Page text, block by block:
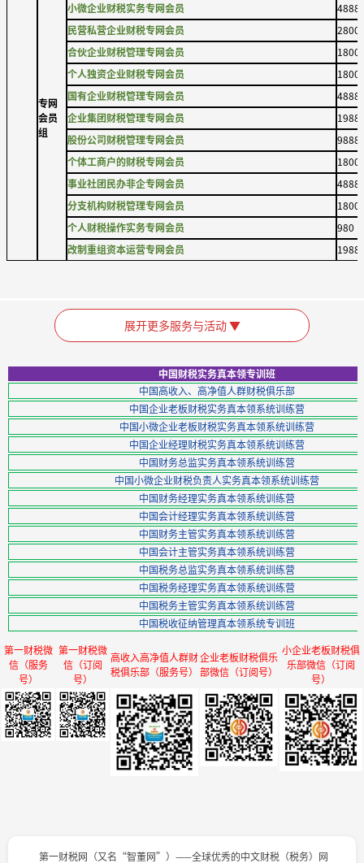
专网
会员
组
小微企业财税实务专网会员
4888
民营私营企业财税专网会员
2800
合伙企业财税管理专网会员
1800
个人独资企业财税专网会员
1800
国有企业财税管理专网会员
4888
企业集团财税管理专网会员
股份公司财税管理专网会员
9888
个体工商户的财税专网会员
1800
事业社团民办非企专网会员
4888
分支机构财税管理专网会员
1800
个人财税操作实务专网会员
980
改制重组资本运营专网会员
展开更多服务与活动 ▼
中国财税实务真本领专训班
中国高收入、高净值人群财税俱乐部
中国企业老板财税实务真本领系统训练营
中国小微企业老板财税实务真本领系统训练营
中国企业经理财税实务真本领系统训练营
中国财务总监实务真本领系统训练营
中国小微企业财税负责人实务真本领系统训练营
中国财务经理实务真本领系统训练营
中国会计经理实务真本领系统训练营
中国财务主管实务真本领系统训练营
中国会计主管实务真本领系统训练营
中国税务总监实务真本领系统训练营
中国税务经理实务真本领系统训练营
中国税务主管实务真本领系统训练营
中国税收征纳管理真本领系统专训班
第一财税微
信（服务
号）
第一财税微
信（订阅
号）
高收入高净值人群财
税俱乐部（服务号）
企业老板财税俱乐
部微信（订阅号）
小企业老板财税俱
乐部微信（订阅
号）
第一财税网（又名“智董网”）——全球优秀的中文财税（税务）网